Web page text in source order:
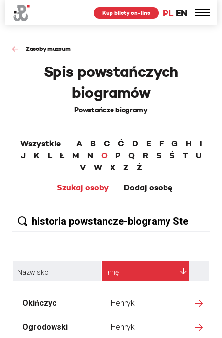
PL EN
Kup bilety on-line
Zasoby muzeum
Spis powstańczych
biogramów
Powstańcze biogramy
Wszystkie A B C Ć D E F G H
I
J
K L Ł M N O P Q R S Ś T
U
V
W X Z
Ż
Szukaj osoby
Dodaj osobę
Nazwisko Imię
Okińczyc Henryk
Ogrodowski Henryk